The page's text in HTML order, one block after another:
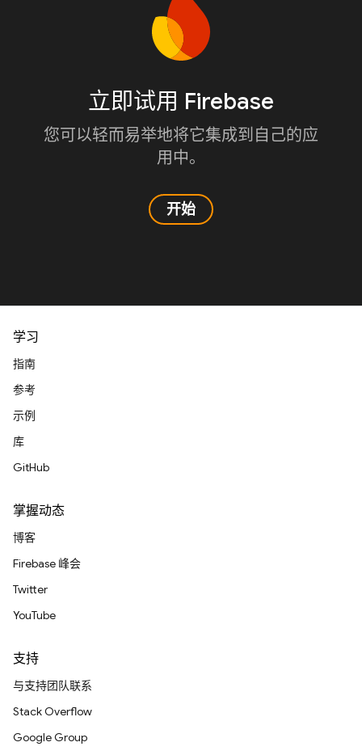
立即试用 Firebase
您可以轻而易举地将它集成到自己的应
用中。
开始
学习
指南
参考
示例
库
GitHub
掌握动态
博客
Firebase 峰会
Twitter
YouTube
支持
与支持团队联系
Stack Overflow
Google Group